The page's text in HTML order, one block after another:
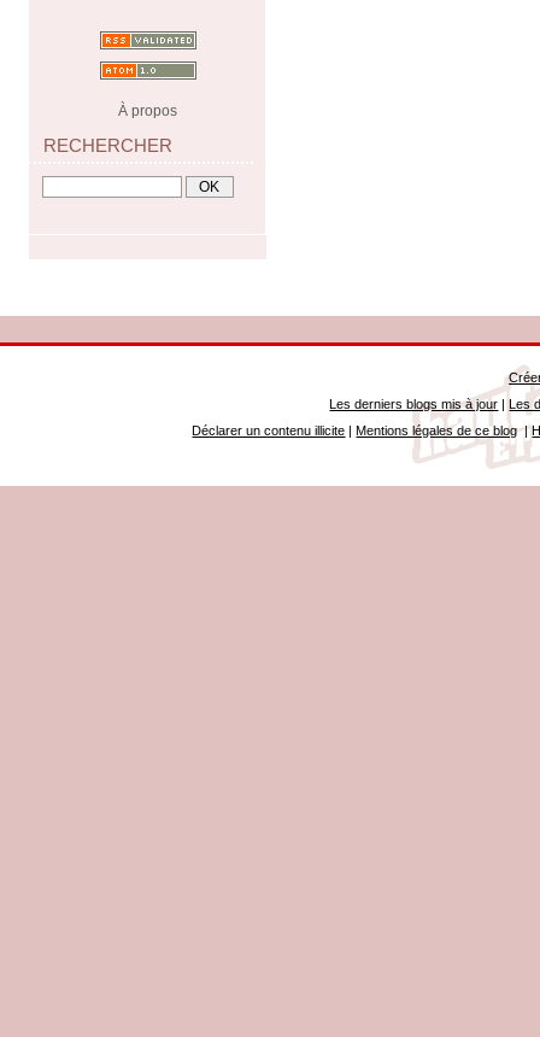
À propos
RECHERCHER
Les derniers blogs mis à jour |Les
Déclarer un contenu illicite |Mentions légales de ce blog|